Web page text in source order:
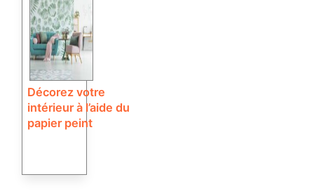
Décorez votre
intérieur à l’aide du
papier peint